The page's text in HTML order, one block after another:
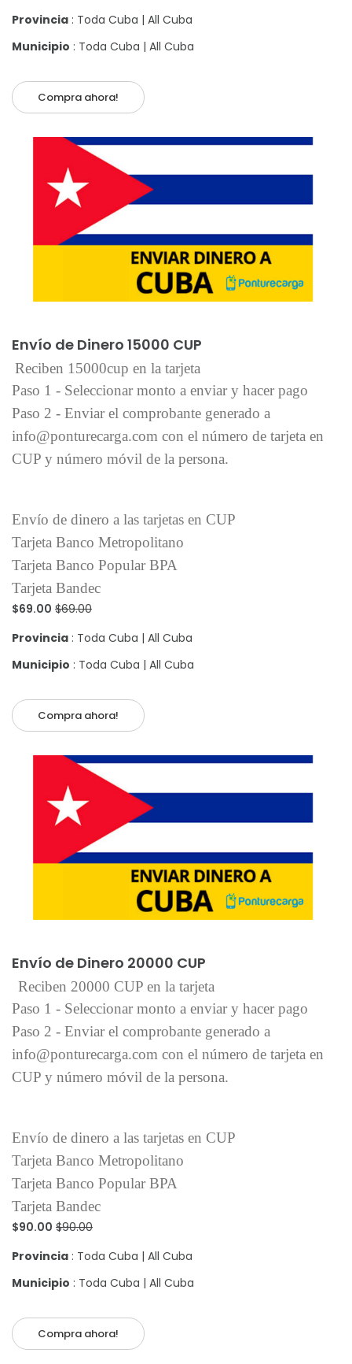
Provincia : Toda Cuba | All Cuba
Municipio : Toda Cuba | All Cuba
Compra ahora!
Envío de Dinero 15000 CUP
Reciben 15000cup en la tarjeta
Paso 1 - Seleccionar monto a enviar y hacer pago
Paso 2 - Enviar el comprobante generado a
info@ponturecarga.com con el número de tarjeta en
CUP y número móvil de la persona.
Envío de dinero a las tarjetas en CUP
Tarjeta Banco Metropolitano
Tarjeta Banco Popular BPA
Tarjeta Bandec
$69.00 $69.00
Provincia : Toda Cuba | All Cuba
Municipio : Toda Cuba | All Cuba
Compra ahora!
Envío de Dinero 20000 CUP
Reciben 20000 CUP en la tarjeta
Paso 1 - Seleccionar monto a enviar y hacer pago
Paso 2 - Enviar el comprobante generado a
info@ponturecarga.com con el número de tarjeta en
CUP y número móvil de la persona.
Envío de dinero a las tarjetas en CUP
Tarjeta Banco Metropolitano
Tarjeta Banco Popular BPA
Tarjeta Bandec
$90.00 $90.00
Provincia : Toda Cuba | All Cuba
Municipio : Toda Cuba | All Cuba
Compra ahora!